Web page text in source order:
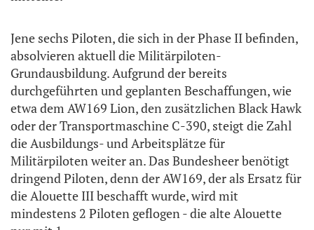
Jene sechs Piloten, die sich in der Phase II befinden,
absolvieren aktuell die Militärpiloten-
Grundausbildung. Aufgrund der bereits
durchgeführten und geplanten Beschaffungen, wie
etwa dem AW169 Lion, den zusätzlichen Black Hawk
oder der Transportmaschine C-390, steigt die Zahl
die Ausbildungs- und Arbeitsplätze für
Militärpiloten weiter an. Das Bundesheer benötigt
dringend Piloten, denn der AW169, der als Ersatz für
die Alouette III beschafft wurde, wird mit
mindestens 2 Piloten geflogen - die alte Alouette